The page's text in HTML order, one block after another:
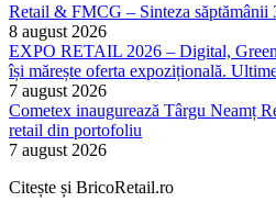
Retail & FMCG – Sinteza săptămânii
8 august 2026
EXPO RETAIL 2026 – Digital,
își mărește oferta expozițională.
7 august 2026
Cometex inaugurează Târgu Neamț
retail din portofoliu
7 august 2026
Citește și BricoRetail.ro